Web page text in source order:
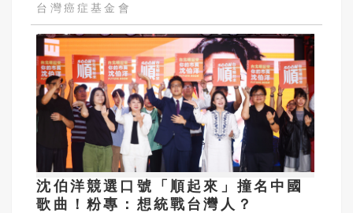
台灣癌症基金會
沈伯洋競選口號「順起來」撞名中國
歌曲！粉專：想統戰台灣人？